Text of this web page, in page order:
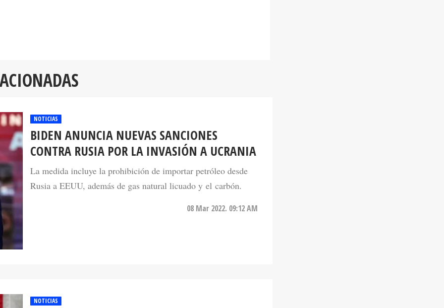
NOTICIAS
BIDEN ANUNCIA NUEVAS SANCIONES
CONTRA RUSIA POR LA INVASIÓN A UCRANIA
La medida incluye la prohibición de importar petróleo desde
Rusia a EEUU, además de gas natural licuado y el carbón.
08 Mar 2022. 09:12 AM
NOTICIAS